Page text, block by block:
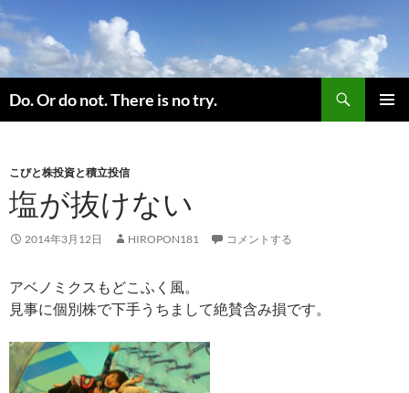
コ
ン
テ
ン
ツ
へ
プ
Do. Or do not. There is no try.
索
こびと株投資と積立投信
塩が抜けない
2014年3月12日 HIROPON181 コメントする
アベノミクスもどこふく風。
見事に個別株で下手うちまして絶賛含み損です。